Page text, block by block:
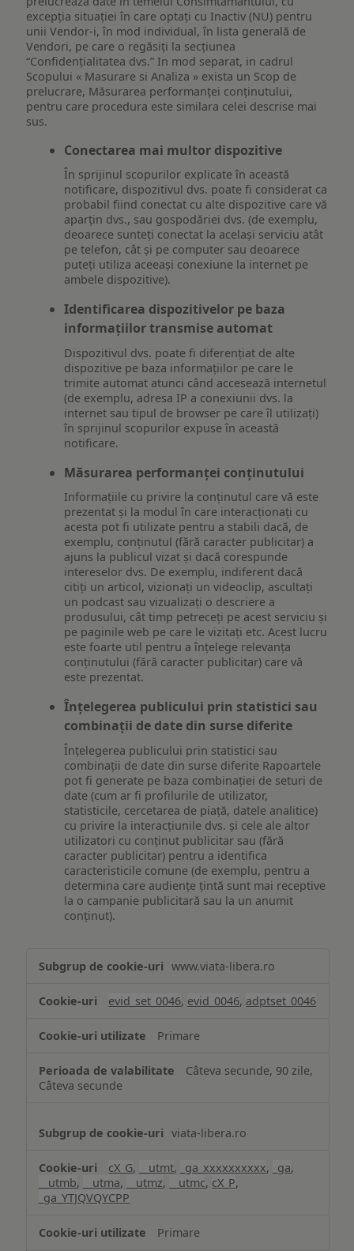
excepția situației în care optați cu Inactiv (NU) pentru
unii Vendor-i, în mod individual, în lista generală de
Vendori, pe care o regăsiți la secțiunea
“Confidențialitatea dvs.” In mod separat, in cadrul
Scopului « Masurare si Analiza » exista un Scop de
prelucrare, Măsurarea performanței conținutului,
pentru care procedura este similara celei descrise mai
sus.
Conectarea mai multor dispozitive
În sprijinul scopurilor explicate în această
notificare, dispozitivul dvs. poate fi considerat ca
probabil fiind conectat cu alte dispozitive care vă
aparțin dvs., sau gospodăriei dvs. (de exemplu,
deoarece sunteți conectat la același serviciu atât
pe telefon, cât și pe computer sau deoarece
puteți utiliza aceeași conexiune la internet pe
ambele dispozitive).
Identificarea dispozitivelor pe baza
informațiilor transmise automat
Dispozitivul dvs. poate fi diferențiat de alte
dispozitive pe baza informațiilor pe care le
trimite automat atunci când accesează internetul
(de exemplu, adresa IP a conexiunii dvs. la
internet sau tipul de browser pe care îl utilizați)
în sprijinul scopurilor expuse în această
notificare.
Măsurarea performanței conținutului
Informațiile cu privire la conținutul care vă este
prezentat și la modul în care interacționați cu
acesta pot fi utilizate pentru a stabili dacă, de
exemplu, conținutul (fără caracter publicitar) a
ajuns la publicul vizat și dacă corespunde
intereselor dvs. De exemplu, indiferent dacă
citiți un articol, vizionați un videoclip, ascultați
un podcast sau vizualizați o descriere a
produsului, cât timp petreceți pe acest serviciu și
pe paginile web pe care le vizitați etc. Acest lucru
este foarte util pentru a înțelege relevanța
conținutului (fără caracter publicitar) care vă
este prezentat.
Înțelegerea publicului prin statistici sau
combinații de date din surse diferite
Înțelegerea publicului prin statistici sau
combinații de date din surse diferite Rapoartele
pot fi generate pe baza combinației de seturi de
date (cum ar fi profilurile de utilizator,
statisticile, cercetarea de piață, datele analitice)
cu privire la interacțiunile dvs. și cele ale altor
utilizatori cu conținut publicitar sau (fără
caracter publicitar) pentru a identifica
caracteristicile comune (de exemplu, pentru a
determina care audiențe țintă sunt mai receptive
la o campanie publicitară sau la un anumit
conținut).
www.viata-libera.ro
evid_set_0046, evid_0046, adptset_0046
Primare
Câteva secunde, 90 zile,
Câteva secunde
viata-libera.ro
cX_G, __utmt, _ga_xxxxxxxxxx, _ga,
__utmb, __utma, __utmz, __utmc, cX_P,
_ga_YTJQVQYCPP
Primare